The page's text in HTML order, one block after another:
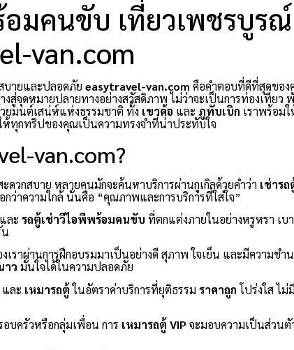
อมคนขับ เที่ยวเพชรบูร
van.com
บายและปลอดภัย easytravel-van.com คือคำตอบที่ดีที่สุดของ
จุดหมายปลายทางอย่างสวัสดิภาพ ไม่ว่าจะเป็นการท่องเที่ยว
ยมนต์เสน่ห์แห่งธรรมชาติ ทั้ง เขาค้อ และ ภูทับเบิก เราพร้อม
ห้ทุกทริปของคุณเป็นความทรงจำที่น่าประทับใจ
van.com?
วกสบาย หลายคนมักจะค้นหาบริการผ่านกูเกิลด้วยคำว่า เช่าร
ว่าความใกล้ นั่นคือ “คุณภาพและการบริการที่ใส่ใจ”
และ รถตู้เช่าวีไอพีพร้อมคนขับ ที่ตกแต่งภายในอย่างหรูหรา เบ
เราผ่านการฝึกอบรมมาเป็นอย่างดี สุภาพ ใจเย็น และมีความชำ
าว มั่นใจได้ในความปลอดภัย
และ เหมารถตู้ในอัตราค่าบริการที่ยุติธรรม ราคาถูกโปร่งใส ไม่
บครัวหรือกลุ่มเพื่อน การ เหมารถตู้ VIP จะมอบความเป็นส่วนตั